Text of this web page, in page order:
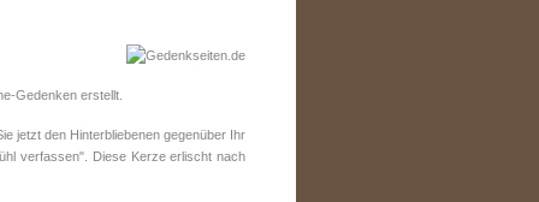
Gedenken erstellt.
jetzt den Hinterbliebenen gegenüber Ihr
verfassen". Diese Kerze erlischt nach